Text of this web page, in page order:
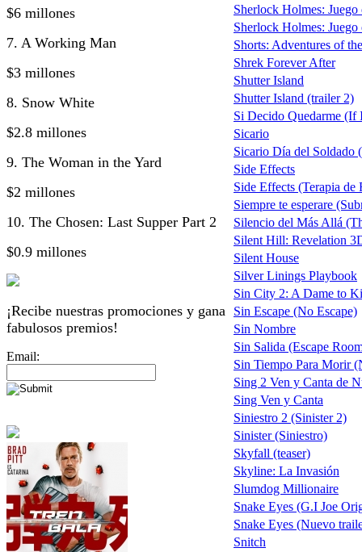
$6 millones
7. A Working Man
$3 millones
8. Snow White
$2.8 millones
9. The Woman in the Yard
$2 millones
10. The Chosen: Last Supper Part 2
$0.9 millones
¡Recibe nuestras promociones y gana
fabulosos premios!
Email:
Sherlock Holmes: Juego
Sherlock Holmes:
Shorts: Adventures of
Shrek Forever After
Shutter Island
Shutter Island (trailer 2)
Si Decido Quedarme (If
Sicario
Sicario Día del Soldado
Side Effects
Side Effects (Terapia de
Siempre te esperare
Silencio del Más Allá
Silent Hill: Revelation
Silent House
Silver Linings Playbook
Sin City 2: A Dame to
Sin Escape (No Escape)
Sin Nombre
Sin Salida (Escape
Sin Tiempo Para Morir
Sing 2 Ven y Canta de
Sing Ven y Canta
Siniestro 2 (Sinister 2)
Sinister (Siniestro)
Skyfall (teaser)
Skyline: La Invasión
Slumdog Millionaire
Snake Eyes (G.I Joe
Snake Eyes (Nuevo
Snitch